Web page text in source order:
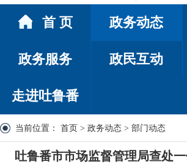
首 页 政务动态
政务服务 政民互动
走进吐鲁番
当前位置： 首页 > 政务动态 > 部门动态
吐鲁番市市场监督管理局查处